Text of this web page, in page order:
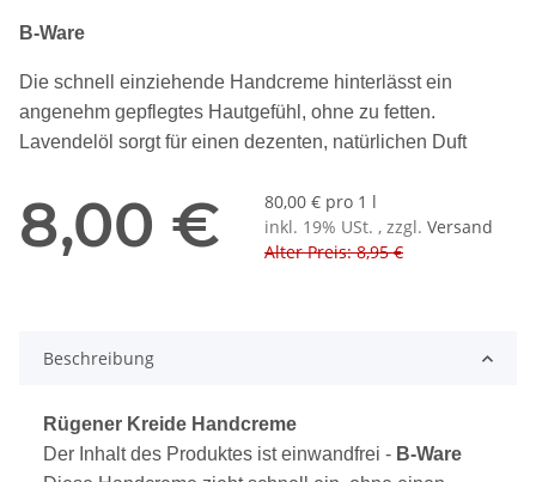
B-Ware
Die schnell einziehende Handcreme hinterlässt ein
angenehm gepflegtes Hautgefühl, ohne zu fetten.
Lavendelöl sorgt für einen dezenten, natürlichen Duft
8,00 €
80,00 € pro 1 l
inkl. 19% USt. , zzgl. Versand
Alter Preis: 8,95 €
Beschreibung
Rügener Kreide Handcreme
Der Inhalt des Produktes ist einwandfrei - B-Ware